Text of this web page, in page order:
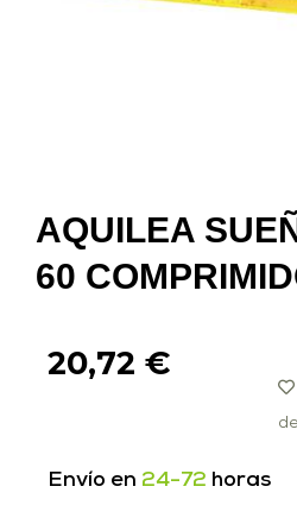
AQUILEA
60
20,72 €
Envío en 24-72 horas